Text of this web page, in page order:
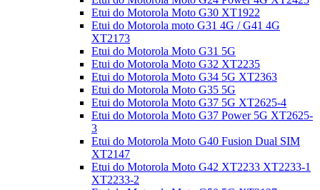
Etui do Motorola Moto G30 XT1922
Etui do Motorola moto G31 4G / G41 4G
XT2173
Etui do Motorola Moto G31 5G
Etui do Motorola Moto G32 XT2235
Etui do Motorola Moto G34 5G XT2363
Etui do Motorola Moto G35 5G
Etui do Motorola Moto G37 5G XT2625-4
Etui do Motorola Moto G37 Power 5G XT2625-
3
Etui do Motorola Moto G40 Fusion Dual SIM
XT2147
Etui do Motorola Moto G42 XT2233 XT2233-1
XT2233-2